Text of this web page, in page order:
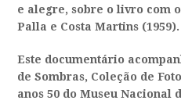
e alegre, sobre o livro com
Palla e Costa Martins (1959).
Este documentário
de Sombras, Coleção de
anos 50 do Museu Nacional